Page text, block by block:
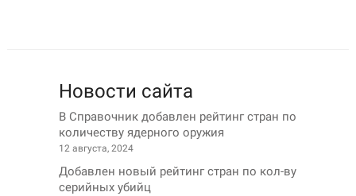
Новости сайта
В Справочник добавлен рейтинг стран по
количеству ядерного оружия
12 августа, 2024
Добавлен новый рейтинг стран по кол-ву
серийных убийц